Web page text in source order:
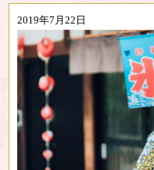
2019年7月22日